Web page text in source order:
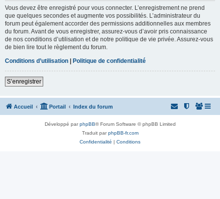
Vous devez être enregistré pour vous connecter. L’enregistrement ne prend
que quelques secondes et augmente vos possibilités. L’administrateur du
forum peut également accorder des permissions additionnelles aux membres
du forum. Avant de vous enregistrer, assurez-vous d’avoir pris connaissance
de nos conditions d’utilisation et de notre politique de vie privée. Assurez-vous
de bien lire tout le règlement du forum.
Conditions d’utilisation | Politique de confidentialité
S’enregistrer
Accueil Portail Index du forum
Développé parphpBB® Forum Software © phpBB Limited
Traduit parphpBB-fr.com
Confidentialité | Conditions